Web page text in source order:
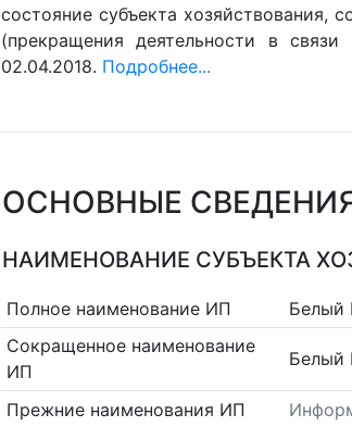
состояние субъекта хозяйствования,
(прекращения деятельности в
02.04.2018. Подробнее...
ОСНОВНЫЕ
НАИМЕНОВАНИЕ СУБЪЕКТА
Полное наименование ИП
Белый
Сокращенное наименование
ИП
Белый
Прежние наименования ИП